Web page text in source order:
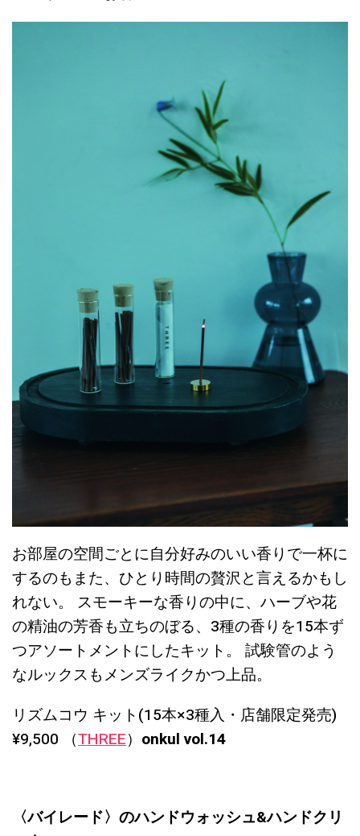
お部屋の空間ごとに自分好みのいい香りで一杯に
するのもまた、ひとり時間の贅沢と言えるかもし
れない。 スモーキーな香りの中に、ハーブや花
の精油の芳香も立ちのぼる、3種の香りを15本ず
つアソートメントにしたキット。 試験管のよう
なルックスもメンズライクかつ上品。
リズムコウ キット(15本×3種入・店舗限定発売)
¥9,500 （THREE） onkul vol.14
〈バイレード〉のハンドウォッシュ&ハンドクリ